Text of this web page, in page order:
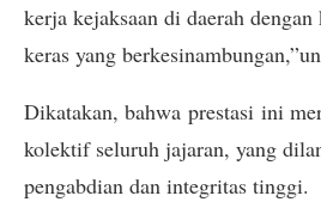
kerja kejaksaan di daerah
keras yang
Dikatakan, bahwa prestasi ini
kolektif seluruh jajaran, yang
pengabdian dan integritas tinggi.